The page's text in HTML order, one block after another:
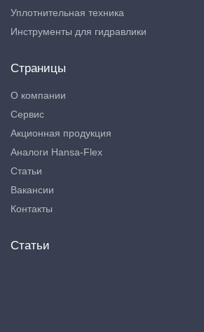
Уплотнительная техника
Инструменты для гидравлики
Страницы
О компании
Сервис
Акционная продукция
Аналоги Hansa-Flex
Статьи
Вакансии
Контакты
Статьи